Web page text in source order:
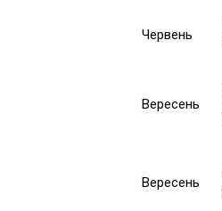
Червень
Вересень
Вересень